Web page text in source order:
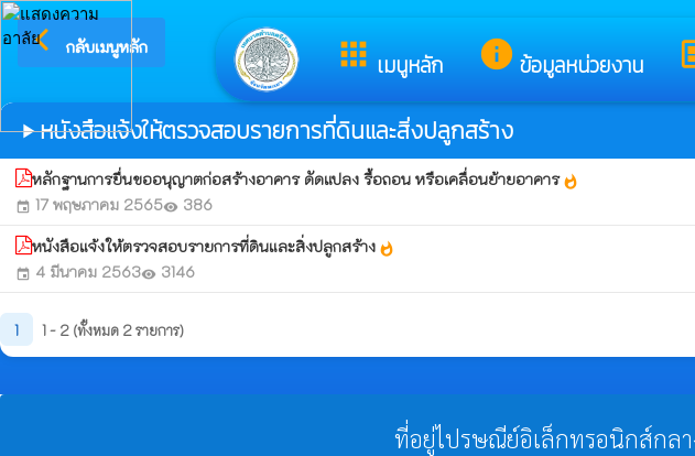
apps เมนูหลัก info ข้อมูลหน่วยงาน
arrow_back_ios กลับเมนูหลัก ยินดีต้อนรับสู่เว็บไซต์ของ เทศบาลตำบลศรีถ้อย
play_arrowหนังสือแจ้งให้ตรวจสอบรายการที่ดินและสิ่งปลูกสร้าง
หลักฐานการยื่นขออนุญาตก่อสร้างอาคาร ดัดแปลง รื้อถอน หรือเคลื่อนย้ายอาคารwhatshot
event 17 พฤษภาคม 2565visibility 386
หนังสือแจ้งให้ตรวจสอบรายการที่ดินและสิ่งปลูกสร้าง whatshot
event 4 มีนาคม 2563visibility 3146
1 1 - 2 (ทั้งหมด 2 รายการ)
ที่อยู่ไปรษณีย์อิเล็กทรอนิกส์กลา